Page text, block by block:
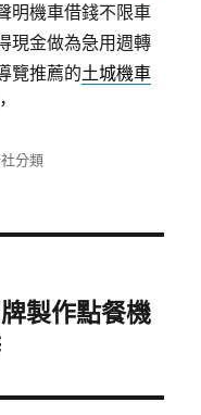
明機車借錢不限車
現金做為急用週轉
覽推薦的土城機車
分類
製作點餐機